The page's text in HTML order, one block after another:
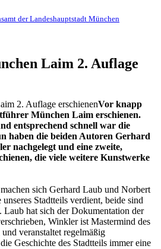
der Landeshauptstadt München
Laim 2. Auflage
Vor knapp
München Laim erschienen.
entsprechend schnell war die
haben die beiden Autoren Gerhard
nachgelegt und eine zweite,
die viele weitere Kunstwerke
sich Gerhard Laub und Norbert
Stadtteils verdient, beide sind
hat sich der Dokumentation der
Winkler ist Mastermind des
veranstaltet regelmäßig
Geschichte des Stadtteils immer eine